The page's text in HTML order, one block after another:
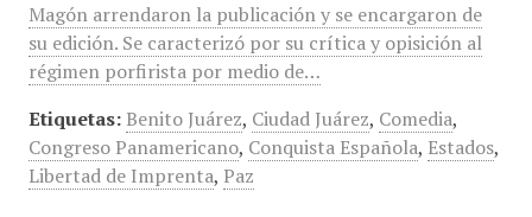
Magón arrendaron la publicación y se encargaron de
su edición. Se caracterizó por su crítica y opisición al
régimen porfirista por medio de…
Etiquetas: Benito Juárez, Ciudad Juárez, Comedia,
Congreso Panamericano, Conquista Española, Estados,
Libertad de Imprenta, Paz